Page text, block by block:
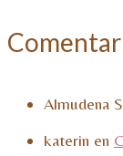
Almudena
katerin en